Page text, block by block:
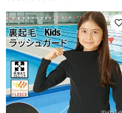
日焼け対策 接触冷感 プール 海